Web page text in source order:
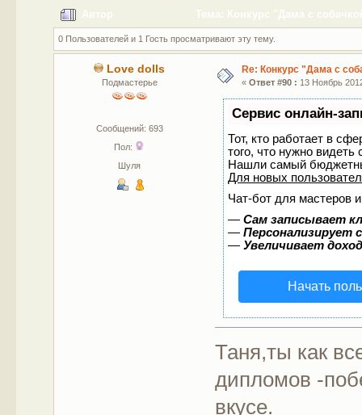
Автор Тема: Конкурс "Дама с
0 Пользователей и 1 Гость просматривают эту тему.
Love dolls
Подмастерье
Сообщений: 693
Пол:
Шуля
Re: Конкурс "Дама с
« Ответ #90 : 13 Ноябрь
Сервис онлайн-
Тот, кто работает в
того, что нужно
Нашли самый
Для новых
Чат-бот для мастеров
—Сам записывает
—Персонализирует
—Увеличивает
Начать
Таня,ты как
дипломов -
вкусе.